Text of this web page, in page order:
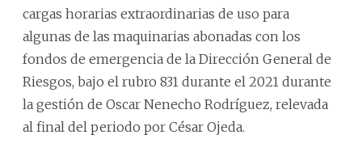
cargas horarias extraordinarias de uso para
algunas de las maquinarias abonadas con los
fondos de emergencia de la Dirección General de
Riesgos, bajo el rubro 831 durante el 2021 durante
la gestión de Oscar Nenecho Rodríguez, relevada
al final del periodo por César Ojeda.